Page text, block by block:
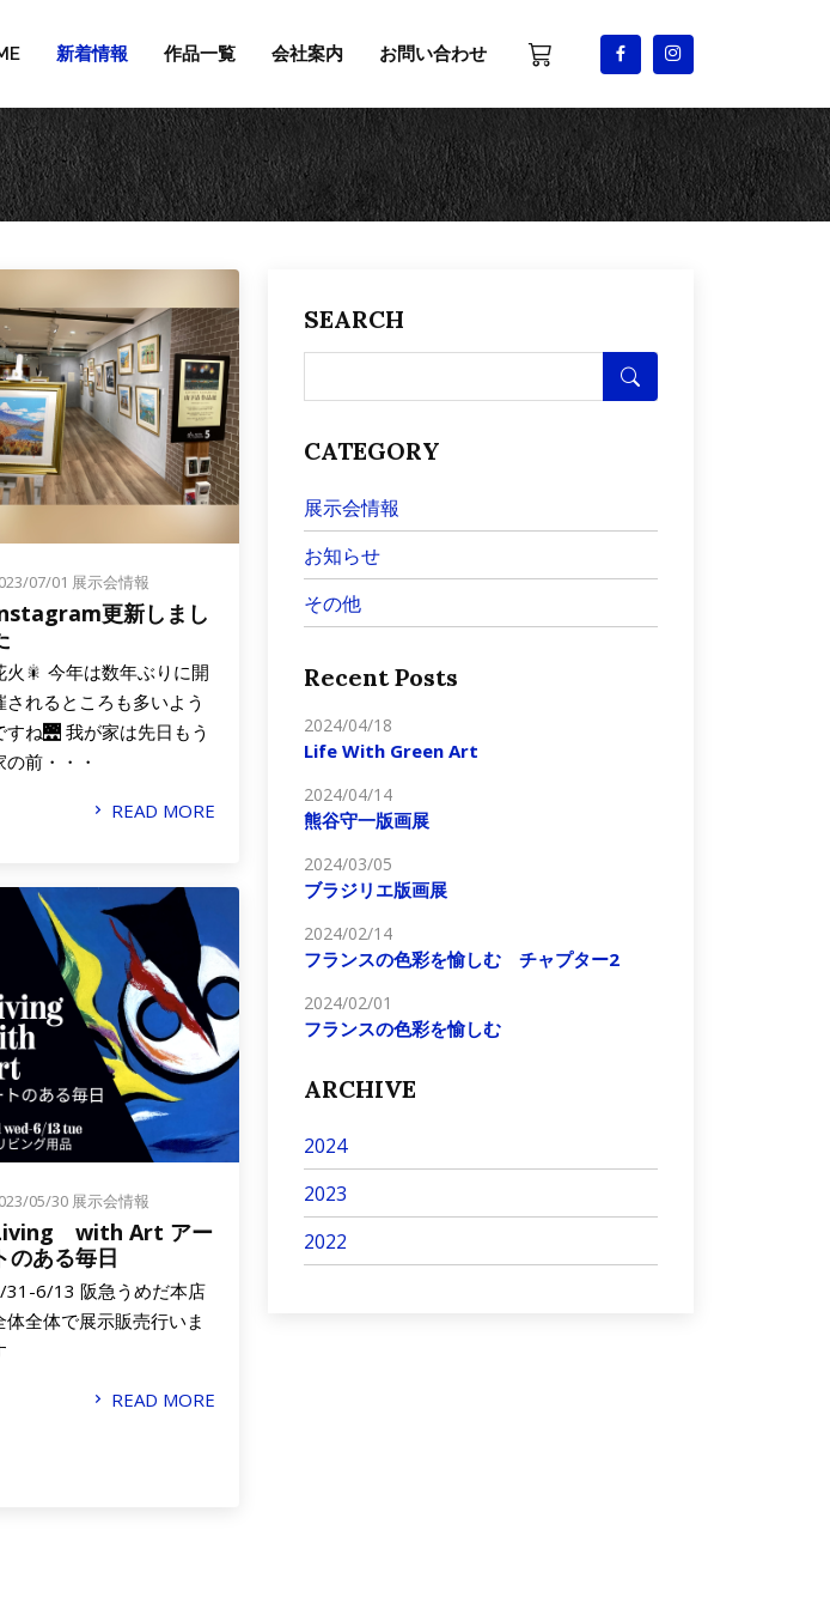
新着情報 作品一覧 会社案内 お問い合わせ
07/01 展示会情報
更新しまし
火⁡🎇 今年は数年ぶりに開
されるところも多いよう
すね🌉 我が家は先日もう
の前・・・
READ MORE
05/30 展示会情報
with Art アー
のある毎日
31-6/13 阪急うめだ本店
体全体で展示販売行いま
READ MORE
SEARCH
CATEGORY
展示会情報
お知らせ
その他
Recent Posts
2024/04/18
Life With Green Art
2024/04/14
熊谷守一版画展
2024/03/05
ブラジリエ版画展
2024/02/14
フランスの色彩を愉しむ チャプター2
2024/02/01
フランスの色彩を愉しむ
ARCHIVE
2024
2023
2022